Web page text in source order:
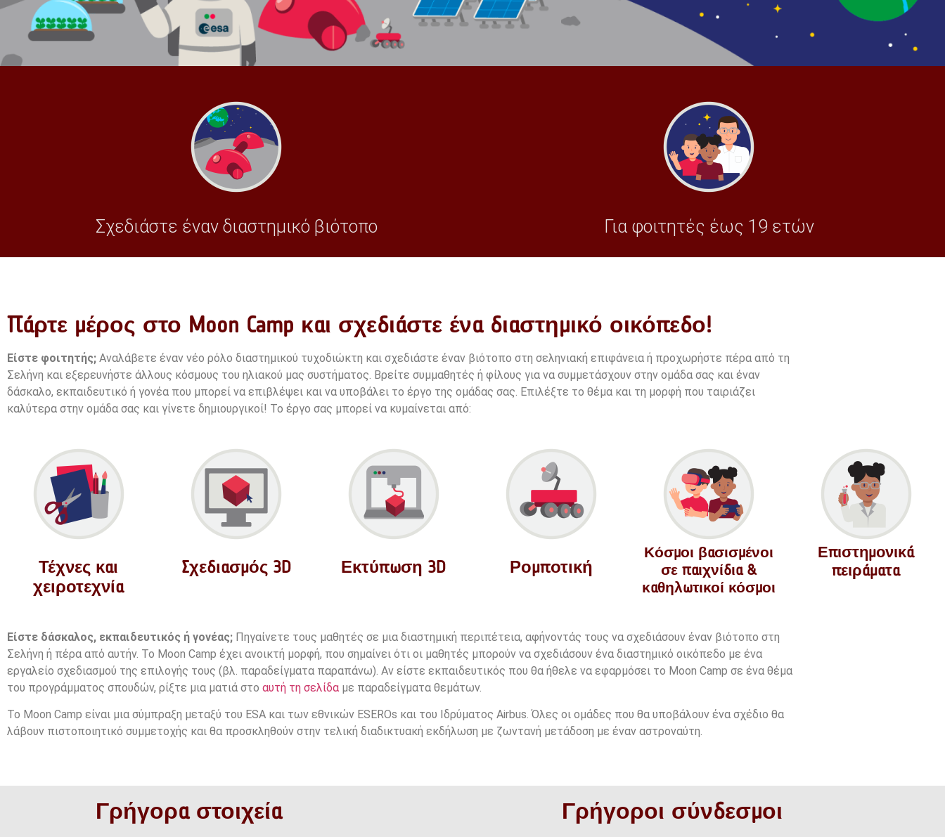
Σχεδιάστε έναν διαστημικό βιότοπο Για φοιτητές έως 19 ετών
Πάρτε μέρος στο Moon Camp και σχεδιάστε ένα διαστημικό οικόπεδο!
Είστε φοιτητής; Αναλάβετε έναν νέο ρόλο διαστημικού τυχοδιώκτη και σχεδιάστε έναν βιότοπο στη σεληνιακή επιφάνεια ή προχωρήστε πέρα από τη
Σελήνη και εξερευνήστε άλλους κόσμους του ηλιακού μας συστήματος. Βρείτε συμμαθητές ή φίλους για να συμμετάσχουν στην ομάδα σας και έναν
δάσκαλο, εκπαιδευτικό ή γονέα που μπορεί να επιβλέψει και να υποβάλει το έργο της ομάδας σας. Επιλέξτε το θέμα και τη μορφή που ταιριάζει
καλύτερα στην ομάδα σας και γίνετε δημιουργικοί! Το έργο σας μπορεί να κυμαίνεται από:
Τέχνες και
χειροτεχνία
Σχεδιασμός 3D Εκτύπωση 3D Ρομποτική
Κόσμοι βασισμένοι
σε παιχνίδια &
καθηλωτικοί κόσμοι
Επιστημονικά
πειράματα
Είστε δάσκαλος, εκπαιδευτικός ή γονέας; Πηγαίνετε τους μαθητές σε μια διαστημική περιπέτεια, αφήνοντάς τους να σχεδιάσουν έναν βιότοπο στη
Σελήνη ή πέρα από αυτήν. Το Moon Camp έχει ανοικτή μορφή, που σημαίνει ότι οι μαθητές μπορούν να σχεδιάσουν ένα διαστημικό οικόπεδο με ένα
εργαλείο σχεδιασμού της επιλογής τους (βλ. παραδείγματα παραπάνω). Αν είστε εκπαιδευτικός που θα ήθελε να εφαρμόσει το Moon Camp σε ένα θέμα
του προγράμματος σπουδών, ρίξτε μια ματιά στο αυτή τη σελίδα με παραδείγματα θεμάτων.
Το Moon Camp είναι μια σύμπραξη μεταξύ του ESA και των εθνικών ESEROs και του Ιδρύματος Airbus. Όλες οι ομάδες που θα υποβάλουν ένα σχέδιο θα
λάβουν πιστοποιητικό συμμετοχής και θα προσκληθούν στην τελική διαδικτυακή εκδήλωση με ζωντανή μετάδοση με έναν αστροναύτη.
Γρήγορα στοιχεία Γρήγοροι σύνδεσμοι